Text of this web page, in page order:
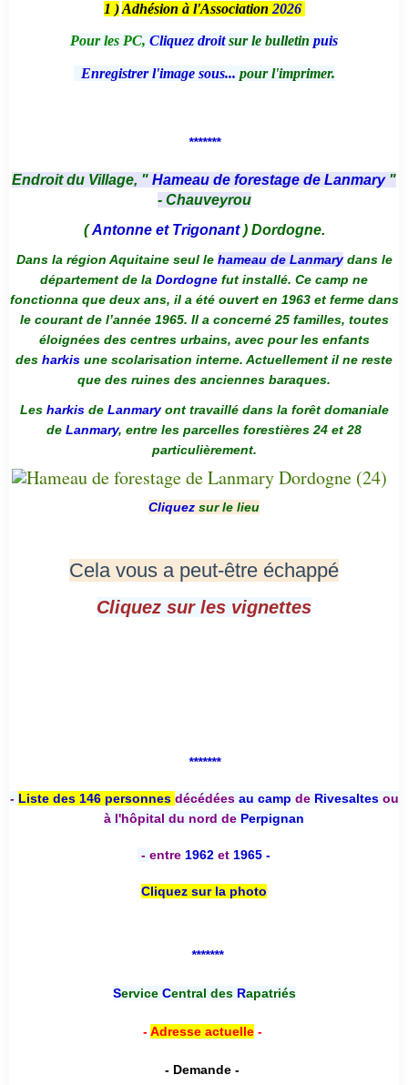
1 ) Adhésion à l'Association 2026
Pour les PC, Cliquez droitsur le bulletin puis
Enregistrer l'image sous... pour l'imprimer.
*******
Endroit du Village, " Hameau de forestage de Lanmary "
- Chauveyrou
(Antonne et Trigonant) Dordogne.
Dans la région Aquitaine seul le hameau de Lanmarydans le
département de la Dordogne fut installé. Ce camp ne
fonctionna que deux ans, il a été ouvert en 1963 et ferme dans
le courant de l’année 1965. Il a concerné 25 familles, toutes
éloignées des centres urbains, avec pour les enfants
des harkis une scolarisation interne. Actuellement il ne reste
que des ruines des anciennes baraques.
Les harkis de Lanmaryont travaillé dans la forêt domaniale
de Lanmary, entre les parcelles forestières 24 et 28
particulièrement.
Cliquez sur le lieu
Cela vous a peut-être échappé
Cliquez sur les vignettes
*******
- Liste des 146 personnes décédées au camp deRivesaltesou
à l'hôpital du nord de Perpignan
- entre 1962 et 1965 -
Cliquez sur la photo
*******
Service Central desRapatriés
-Adresse actuelle-
- Demande -